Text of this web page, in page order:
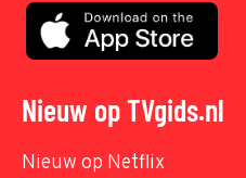
Nieuw op TVgids.nl
Nieuw op Netflix